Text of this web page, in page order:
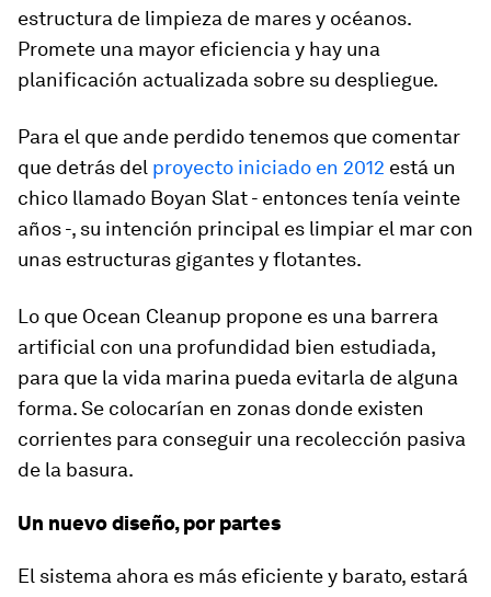
estructura de limpieza de mares y océanos.
Promete una mayor eficiencia y hay una
planificación actualizada sobre su despliegue.
Para el que ande perdido tenemos que comentar
que detrás del proyecto iniciado en 2012 está un
chico llamado Boyan Slat - entonces tenía veinte
años -, su intención principal es limpiar el mar con
unas estructuras gigantes y flotantes.
Lo que Ocean Cleanup propone es una barrera
artificial con una profundidad bien estudiada,
para que la vida marina pueda evitarla de alguna
forma. Se colocarían en zonas donde existen
corrientes para conseguir una recolección pasiva
de la basura.
Un nuevo diseño, por partes
El sistema ahora es más eficiente y barato, estará